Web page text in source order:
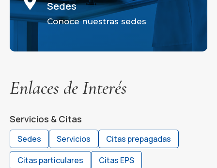
Sedes
Conoce nuestras sedes
Enlaces de Interés
Servicios & Citas
Sedes Servicios
Citas prepagadas
Citas particulares
Citas EPS